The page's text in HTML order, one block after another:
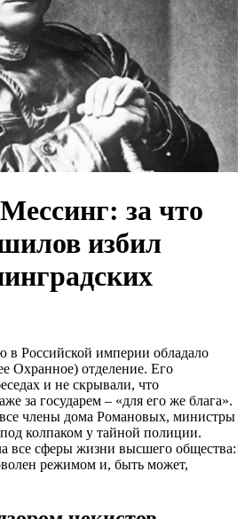
за что
избил
в Российской империи обладало
Охранное) отделение. Его
и не скрывали, что
за государем – «для его же блага».
члены дома Романовых, министры
колпаком у тайной полиции.
все сферы жизни высшего общества:
режимом и, быть может,